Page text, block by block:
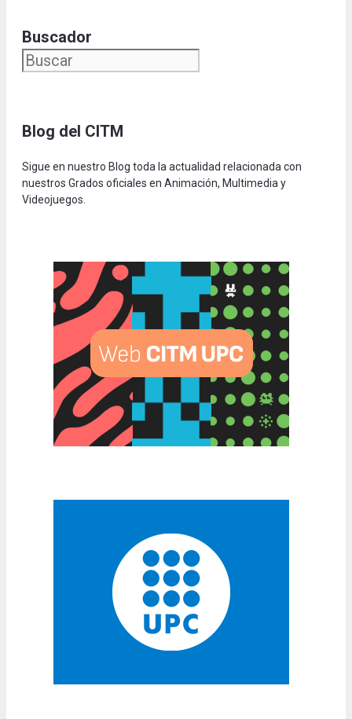
Buscador
Blog del CITM
Sigue en nuestro Blog toda la actualidad relacionada con
nuestros Grados oficiales en Animación, Multimedia y
Videojuegos.